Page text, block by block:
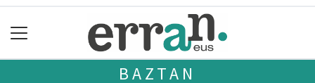
BAZTAN